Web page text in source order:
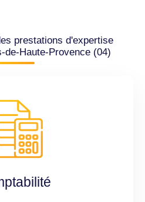
prestations d'expertise
de-Haute-Provence (04)